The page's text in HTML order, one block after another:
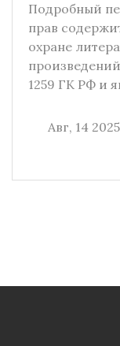
Подробный
прав
охране
1259 ГК РФ и
Авг, 14 2025